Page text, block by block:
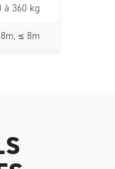
à 360 kg
≤ 8m